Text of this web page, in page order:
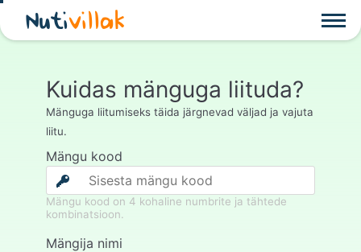
Nutivillak
Kuidas mänguga liituda?
Mänguga liitumiseks täida järgnevad väljad ja vajuta
liitu.
Mängu kood
Mängu kood on 4 kohaline numbrite ja tähtede
kombinatsioon.
Mängija nimi